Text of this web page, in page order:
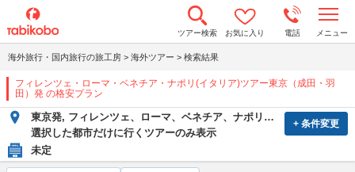
ツアー検索 お気に入り 電話 メニュー
o
e
a
v
i
海外旅行・国内旅行の旅工房 > 海外ツアー > 検索結果
フィレンツェ・ローマ・ベネチア・ナポリ(イタリア)ツアー東京（成田・羽
田）発 の格安プラン
+ 条件変更
東京発, フィレンツェ、ローマ、ベネチア、ナポリ行き
選択した都市だけに行くツアーのみ表示
未定